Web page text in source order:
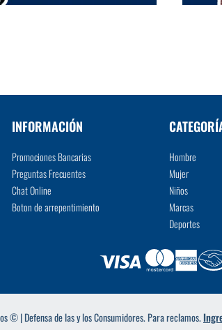
INFORMACIÓN
Promociones Bancarias
Preguntas Frecuentes
Chat Online
Boton de arrepentimiento
Hombre
Mujer
Niños
Marcas
Deportes
© | Defensa de las y los Consumidores. Para reclamos.